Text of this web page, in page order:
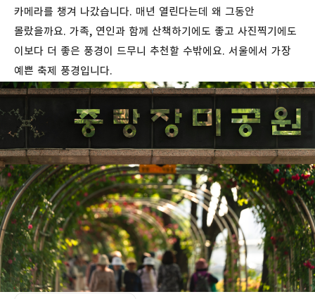
카메라를 챙겨 나갔습니다. 매년 열린다는데 왜 그동안
몰랐을까요. 가족, 연인과 함께 산책하기에도 좋고 사진찍기에도
이보다 더 좋은 풍경이 드무니 추천할 수밖에요. 서울에서 가장
예쁜 축제 풍경입니다.